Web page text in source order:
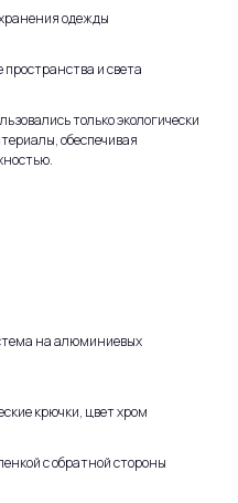
одежды
пространства и света
только экологически
обеспечивая
на алюминиевых
крючки, цвет хром
с обратной стороны